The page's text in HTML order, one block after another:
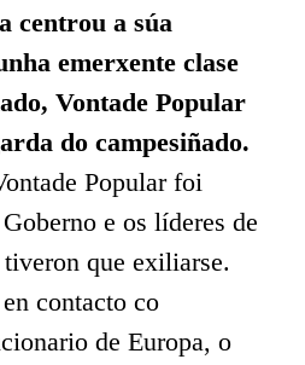
centrou a súa
emerxente clase
Vontade Popular
do campesiñado.
Popular foi
e os líderes de
que exiliarse.
contacto co
de Europa, o